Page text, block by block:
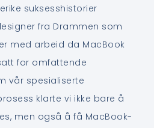
suksesshistorier
fra Drammen som
med arbeid da MacBook
for omfattende
vår spesialiserte
klarte vi ikke bare å
men også å få MacBook-